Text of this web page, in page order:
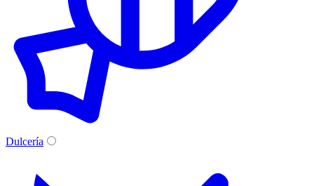
Dulcería